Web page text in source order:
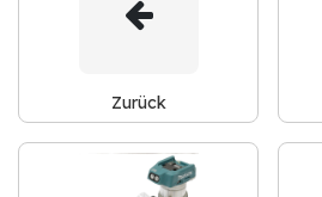
Zurück